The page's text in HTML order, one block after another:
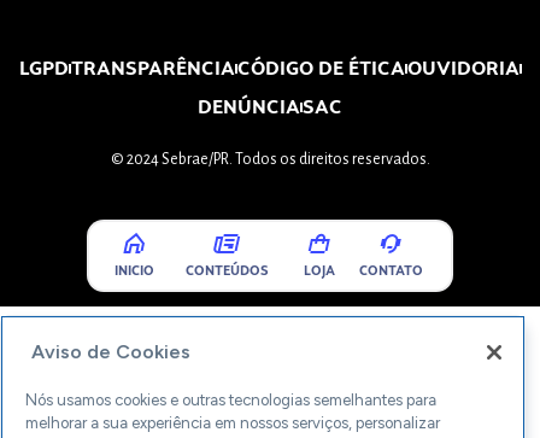
LGPDTRANSPARÊNCIACÓDIGO DE ÉTICAOUVIDORIA
DENÚNCIASAC
© 2024 Sebrae/PR. Todos os direitos reservados.
INICIO CONTEÚDOS LOJA CONTATO
Aviso de Cookies
Nós usamos cookies e outras tecnologias semelhantes para
melhorar a sua experiência em nossos serviços, personalizar